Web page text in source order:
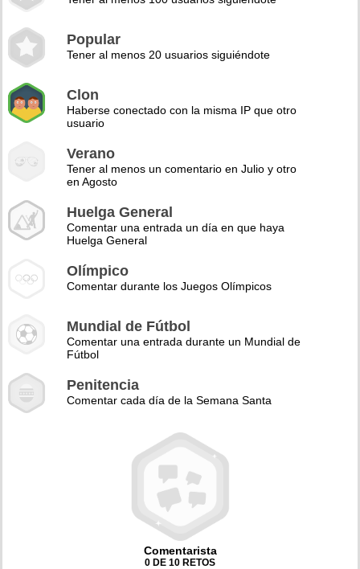
Popular
Tener al menos 20 usuarios siguiéndote
Clon
Haberse conectado con la misma IP que otro
usuario
Verano
Tener al menos un comentario en Julio y otro
en Agosto
Huelga General
Comentar una entrada un día en que haya
Huelga General
Olímpico
Comentar durante los Juegos Olímpicos
Mundial de Fútbol
Comentar una entrada durante un Mundial de
Fútbol
Penitencia
Comentar cada día de la Semana Santa
Comentarista
0 DE 10 RETOS